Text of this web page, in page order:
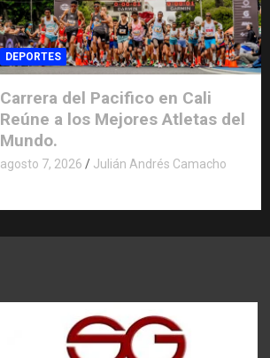
DEPORTES
Carrera del Pacifico en Cali
Reúne a los Mejores Atletas del
Mundo.
agosto 7, 2026 Julián Andrés Camacho